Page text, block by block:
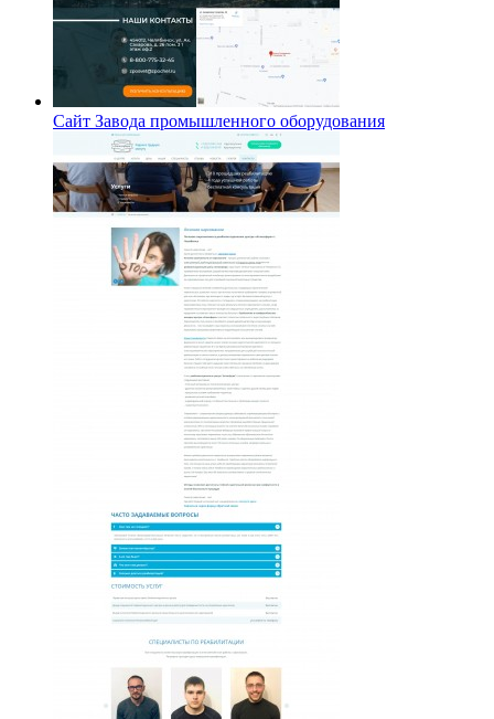
Сайт Завода промышленного оборудования